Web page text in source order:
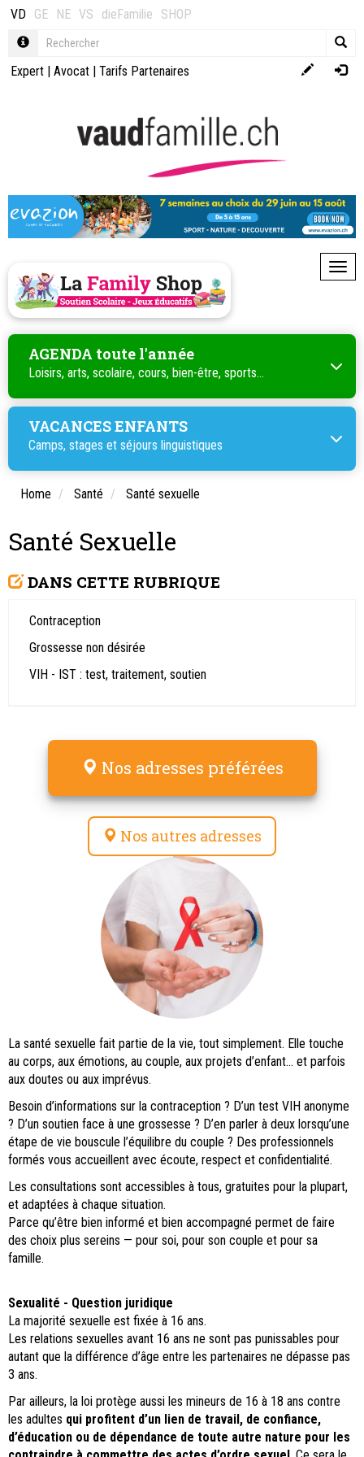
VD GE NE VS dieFamilie SHOP
Expert | Avocat | Tarifs Partenaires
AGENDA toute l'année
Loisirs, arts, scolaire, cours, bien-être, sports...
VACANCES ENFANTS
Camps, stages et séjours linguistiques
Home Santé Santé sexuelle
Santé Sexuelle
DANS CETTE RUBRIQUE
Contraception
Grossesse non désirée
VIH - IST : test, traitement, soutien
Nos adresses préférées
Nos autres adresses
La santé sexuelle fait partie de la vie, tout simplement. Elle touche
au corps, aux émotions, au couple, aux projets d’enfant… et parfois
aux doutes ou aux imprévus.
Besoin d’informations sur la contraception ? D’un test VIH anonyme
? D’un soutien face à une grossesse ? D’en parler à deux lorsqu’une
étape de vie bouscule l’équilibre du couple ? Des professionnels
formés vous accueillent avec écoute, respect et confidentialité.
Les consultations sont accessibles à tous, gratuites pour la plupart,
et adaptées à chaque situation.
Parce qu’être bien informé et bien accompagné permet de faire
des choix plus sereins — pour soi, pour son couple et pour sa
famille.
Sexualité - Question juridique
La majorité sexuelle est fixée à 16 ans.
Les relations sexuelles avant 16 ans ne sont pas punissables pour
autant que la différence d’âge entre les partenaires ne dépasse pas
3 ans.
Par ailleurs, la loi protège aussi les mineurs de 16 à 18 ans contre
les adultes qui profitent d’un lien de travail, de confiance,
d’éducation ou de dépendance de toute autre nature pour les